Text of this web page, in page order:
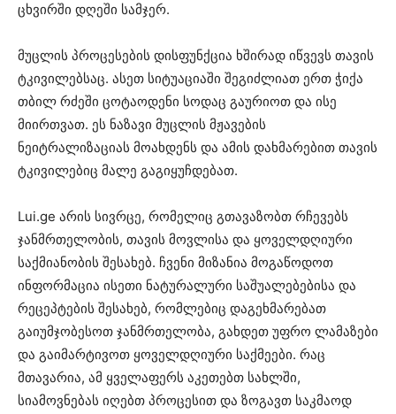
ცხვირში დღეში სამჯერ.
მუცლის პროცესების დისფუნქცია ხშირად იწვევს თავის
ტკივილებსაც. ასეთ სიტუაციაში შეგიძლიათ ერთ ჭიქა
თბილ რძეში ცოტაოდენი სოდაც გაურიოთ და ისე
მიირთვათ. ეს ნაზავი მუცლის მჟავების
ნეიტრალიზაციას მოახდენს და ამის დახმარებით თავის
ტკივილებიც მალე გაგიყუჩდებათ.
Lui.ge არის სივრცე, რომელიც გთავაზობთ რჩევებს
ჯანმრთელობის, თავის მოვლისა და ყოველდღიური
საქმიანობის შესახებ. ჩვენი მიზანია მოგაწოდოთ
ინფორმაცია ისეთი ნატურალური საშუალებებისა და
რეცეპტების შესახებ, რომლებიც დაგეხმარებათ
გაიუმჯობესოთ ჯანმრთელობა, გახდეთ უფრო ლამაზები
და გაიმარტივოთ ყოველდღიური საქმეები. რაც
მთავარია, ამ ყველაფერს აკეთებთ სახლში,
სიამოვნებას იღებთ პროცესით და ზოგავთ საკმაოდ